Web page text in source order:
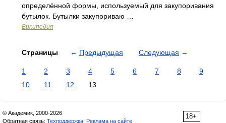
определённой формы, используемый для закупоривания
бутылок. Бутылки закупориваю …
Википедия
Страницы ← Предыдущая Следующая →
1 2 3 4 5 6 7 8
9
10
11 12 13
18+
© Академик, 2000-2026
Обратная связь: Техподдержка Реклама на сайте